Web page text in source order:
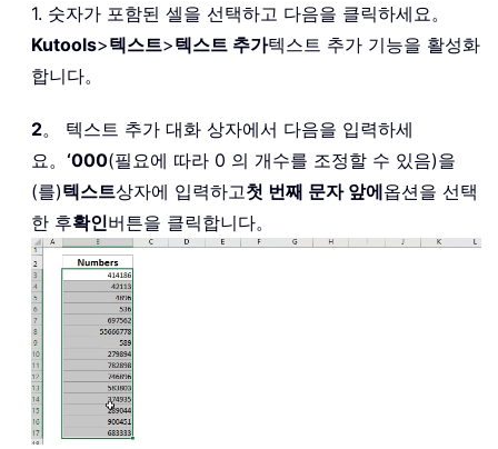
1. 숫자가 포함된 셀을 선택하고 다음을 클릭하세요。
Kutools>텍스트>텍스트 추가텍스트 추가 기능을 활성화
합니다。
2。 텍스트 추가 대화 상자에서 다음을 입력하세
요。 ‘000(필요에 따라 0 의 개수를 조정할 수 있음)을
(를)텍스트상자에 입력하고첫 번째 문자 앞에옵션을 선택
한 후확인버튼을 클릭합니다。